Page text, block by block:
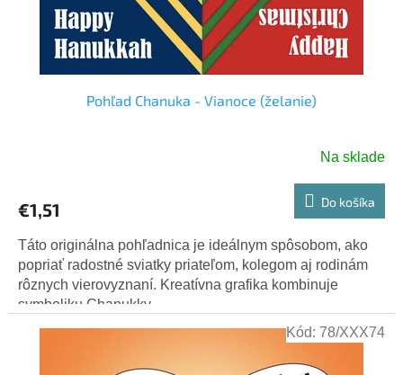
Pohľad Chanuka - Vianoce (želanie)
Na sklade
€1,51 Do košíka
Táto originálna pohľadnica je ideálnym spôsobom, ako
popriať radostné sviatky priateľom, kolegom aj rodinám
rôznych vierovyznaní. Kreatívna grafika kombinuje
symboliku Chanukky...
Kód: 78/XXX74